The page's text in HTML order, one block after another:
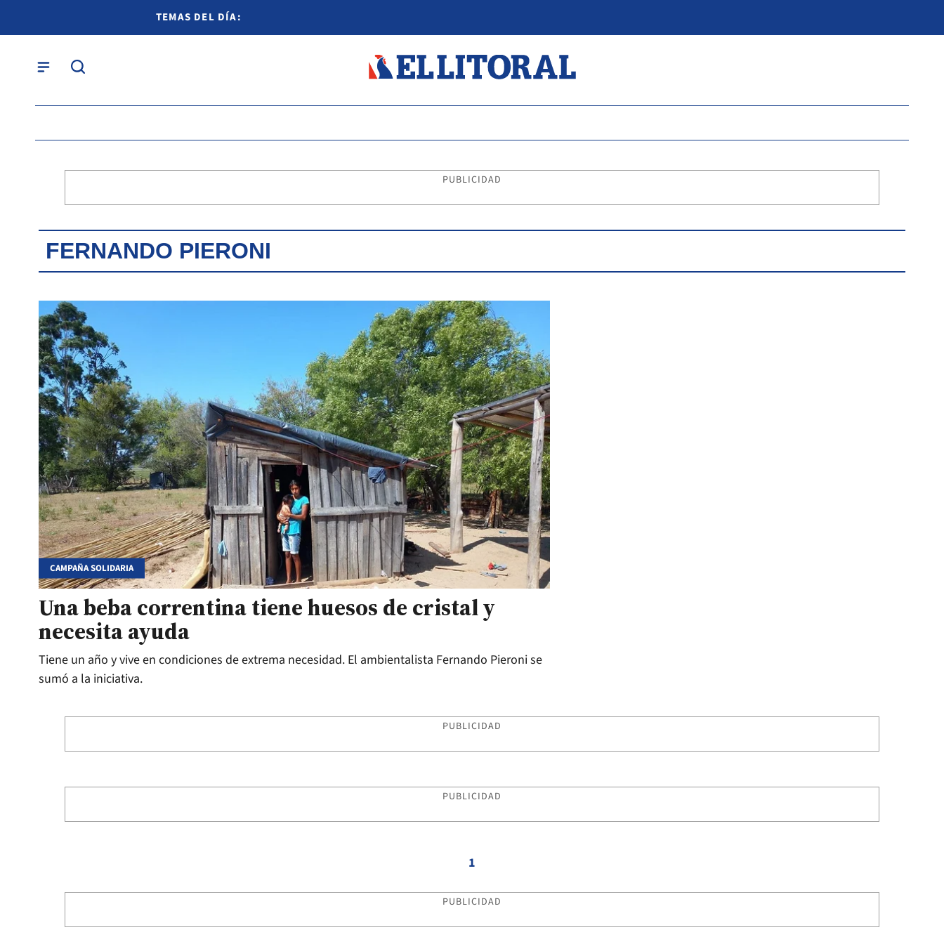
TEMAS DEL DÍA:
PUBLICIDAD
FERNANDO PIERONI
CAMPAÑA SOLIDARIA
Una beba correntina tiene huesos de cristal y
necesita ayuda
Tiene un año y vive en condiciones de extrema necesidad. El ambientalista Fernando Pieroni se
sumó a la iniciativa.
PUBLICIDAD
PUBLICIDAD
1
PUBLICIDAD